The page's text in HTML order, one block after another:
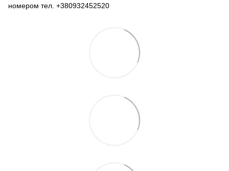
номером тел. +380932452520